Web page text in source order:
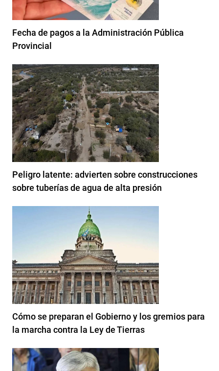
Fecha de pagos a la Administración Pública
Provincial
Peligro latente: advierten sobre construcciones
sobre tuberías de agua de alta presión
Cómo se preparan el Gobierno y los gremios para
la marcha contra la Ley de Tierras